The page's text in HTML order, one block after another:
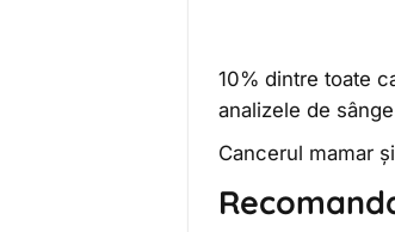
10% dintre toate
analizele de
Cancerul mamar